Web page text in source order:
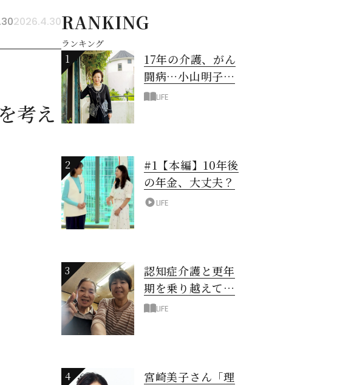
2026.4.30
考え
RANKING
ランキング
1
17年の介護、がん
闘病…小山明子さ
ん「今満たされて
LIFE
2
#1【本編】10年後
の年金、大丈夫？
LIFE
3
認知症介護と更年
期を乗り越えて！
6年の「通い介
LIFE
4
宮崎美子さん「理